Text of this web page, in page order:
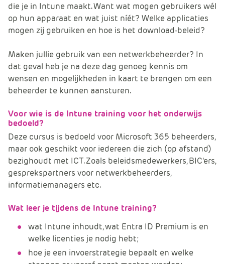
die je in Intune maakt. Want wat mogen gebruikers wél
op hun apparaat en wat juist níét? Welke applicaties
mogen zij gebruiken en hoe is het download-beleid?
Maken jullie gebruik van een netwerkbeheerder? In
dat geval heb je na deze dag genoeg kennis om
wensen en mogelijkheden in kaart te brengen om een
beheerder te kunnen aansturen.
Voor wie is de Intune training voor het onderwijs
bedoeld?
Deze cursus is bedoeld voor Microsoft 365 beheerders,
maar ook geschikt voor iedereen die zich (op afstand)
bezighoudt met ICT. Zoals beleidsmedewerkers, BIC'ers,
gesprekspartners voor netwerkbeheerders,
informatiemanagers etc.
Wat leer je tijdens de Intune training?
wat Intune inhoudt, wat Entra ID Premium is en
welke licenties je nodig hebt;
hoe je een invoerstrategie bepaalt en welke